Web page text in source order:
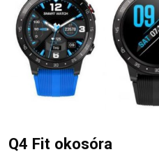
Q4 Fit okosóra